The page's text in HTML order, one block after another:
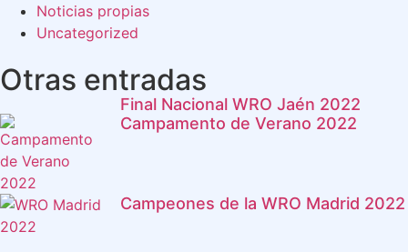
Noticias propias
Uncategorized
Otras entradas
Final Nacional WRO Jaén 2022
Campamento de Verano 2022
Campeones de la WRO Madrid 2022